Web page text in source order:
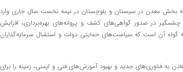
که بخش معدن در سیستان و بلوچستان در نیمه نخست سال جاری وارد
در صدور گواهی‌های کشف و پروانه‌های بهره‌برداری، افزایش
آن است که سیاست‌های حمایتی دولت و استقبال سرمایه‌گذاران
فناوری‌های جدید و بهبود آموزش‌های فنی و ایمنی، زمینه را برای